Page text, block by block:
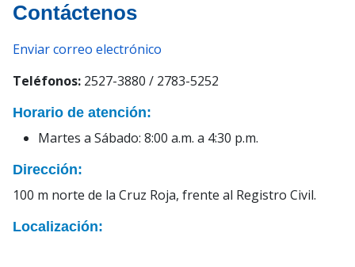
Contáctenos
Enviar correo electrónico
Teléfonos: 2527-3880 / 2783-5252
Horario de atención:
Martes a Sábado: 8:00 a.m. a 4:30 p.m.
Dirección:
100 m norte de la Cruz Roja, frente al Registro Civil.
Localización: